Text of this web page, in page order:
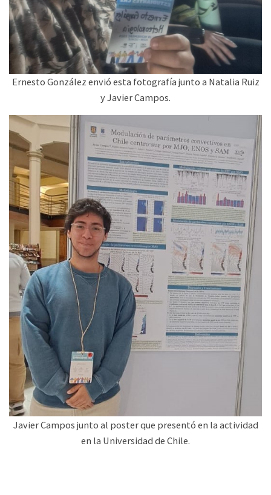
Ernesto González envió esta fotografía junto a Natalia Ruiz
y Javier Campos.
Javier Campos junto al poster que presentó en la actividad
en la Universidad de Chile.